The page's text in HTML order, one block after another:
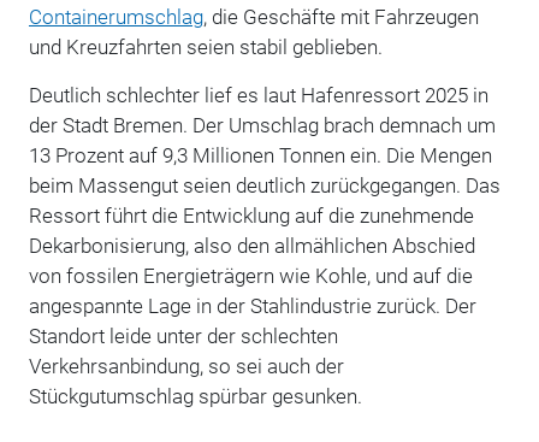
Containerumschlag, die Geschäfte mit Fahrzeugen
und Kreuzfahrten seien stabil geblieben.
Deutlich schlechter lief es laut Hafenressort 2025 in
der Stadt Bremen. Der Umschlag brach demnach um
13 Prozent auf 9,3 Millionen Tonnen ein. Die Mengen
beim Massengut seien deutlich zurückgegangen. Das
Ressort führt die Entwicklung auf die zunehmende
Dekarbonisierung, also den allmählichen Abschied
von fossilen Energieträgern wie Kohle, und auf die
angespannte Lage in der Stahlindustrie zurück. Der
Standort leide unter der schlechten
Verkehrsanbindung, so sei auch der
Stückgutumschlag spürbar gesunken.